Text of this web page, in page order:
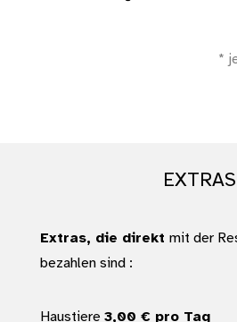
*
EXTRAS
Extras, die direkt mit der
bezahlen sind :
Haustiere 3,00 € pro Tag